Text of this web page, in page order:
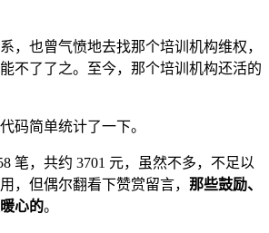
，也曾气愤地去找那个培训机构维权，
不了了之。至今，那个培训机构还活的
码简单统计了一下。
笔，共约 3701 元，虽然不多，不足以
，但偶尔翻看下赞赏留言， 那些鼓励、
心的。